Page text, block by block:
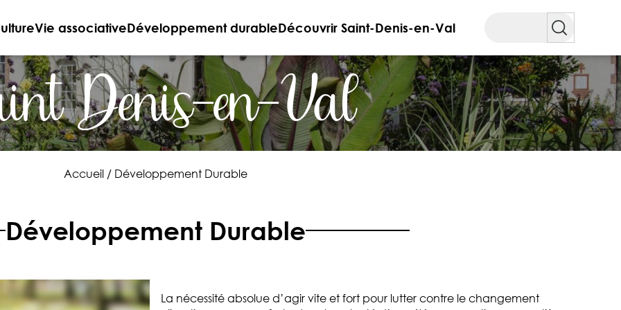
Vie associativeDéveloppement durableDécouvrir Saint-Denis-en-Val
Denis-en-Val
Accueil/ Développement Durable
Développement Durable
La nécessité absolue d’agir vite et fort pour lutter contre le changement